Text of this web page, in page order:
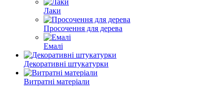
Лаки
Просочення для дерева
Емалі
Декоративні штукатурки
Витратні матеріали